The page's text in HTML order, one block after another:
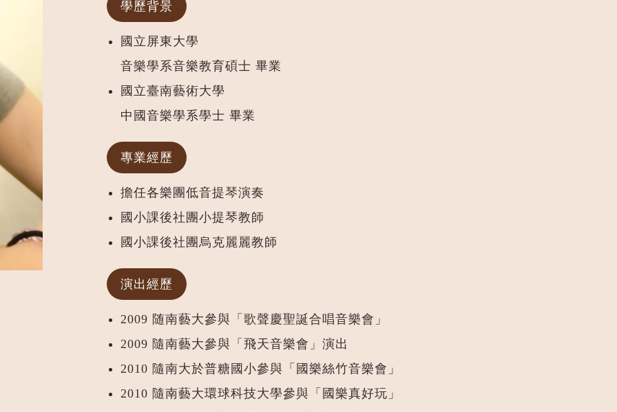
學歷背景
國立屏東大學
音樂學系音樂教育碩士 畢業
國立臺南藝術大學
中國音樂學系學士 畢業
專業經歷
擔任各樂團低音提琴演奏
國小課後社團小提琴教師
國小課後社團烏克麗麗教師
演出經歷
2009 随南藝大參與「歌聲慶聖誕合唱音樂會」
2009 隨南藝大參與「飛天音樂會」演出
2010 隨南大於普糖國小參與「國樂絲竹音樂會」
2010 隨南藝大環球科技大學參與「國樂真好玩」